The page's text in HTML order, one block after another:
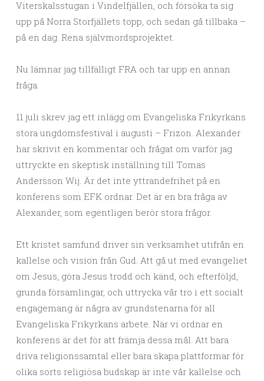
Viterskalsstugan i Vindelfjällen, och försöka ta sig
upp på Norra Storfjällets topp, och sedan gå tillbaka –
på en dag. Rena självmordsprojektet.
Nu lämnar jag tillfälligt FRA och tar upp en annan
fråga.
11 juli skrev jag ett inlägg om Evangeliska Frikyrkans
stora ungdomsfestival i augusti – Frizon. Alexander
har skrivit en kommentar och frågat om varför jag
uttryckte en skeptisk inställning till Tomas
Andersson Wij. Är det inte yttrandefrihet på en
konferens som EFK ordnar. Det är en bra fråga av
Alexander, som egentligen berör stora frågor.
Ett kristet samfund driver sin verksamhet utifrån en
kallelse och vision från Gud. Att gå ut med evangeliet
om Jesus, göra Jesus trodd och känd, och efterföljd,
grunda församlingar, och uttrycka vår tro i ett socialt
engagemang är några av grundstenarna för all
Evangeliska Frikyrkans arbete. När vi ordnar en
konferens är det för att främja dessa mål. Att bara
driva religionssamtal eller bara skapa plattformar för
olika sorts religiösa budskap är inte vår kallelse och